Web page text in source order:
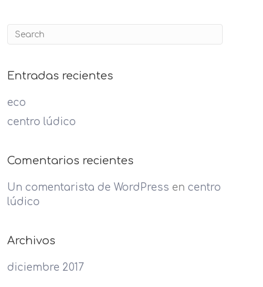
Entradas recientes
eco
centro lúdico
Comentarios recientes
Un comentarista de WordPress en centro
lúdico
Archivos
diciembre 2017